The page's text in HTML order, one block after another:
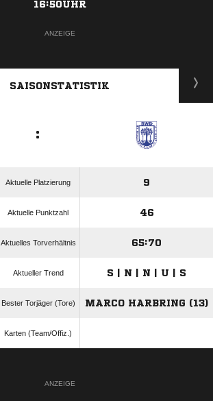
16:50UHR
ANZEIGE
SAISONSTATISTIK
:
Aktuelle Platzierung 9
Aktuelle Punktzahl 46
Aktuelles Torverhältnis 65:70
Aktueller Trend S | N | N | U | S
Bester Torjäger (Tore) MARCO HARBRING (13)
Karten (Team/Offiz.)
ANZEIGE